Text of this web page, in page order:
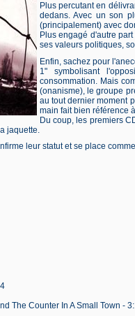
Plus percutant en
dedans. Avec un son
(principalement) avec
Plus engagé d'autre
ses valeurs politiques,
Enfin, sachez pour
1" symbolisant
consommation. Mais
(onanisme), le groupe
au tout dernier moment
main fait bien référence
Du coup, les premiers
jaquette.
leur statut et se place
The Counter In A Small Town -